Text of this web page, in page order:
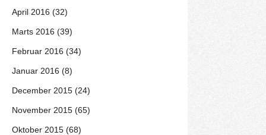
April 2016 (32)
Marts 2016 (39)
Februar 2016 (34)
Januar 2016 (8)
December 2015 (24)
November 2015 (65)
Oktober 2015 (68)